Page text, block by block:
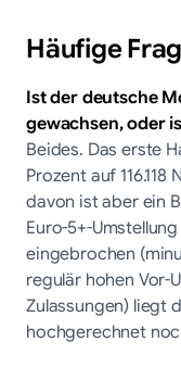
Häufige
Ist der deutsche
gewachsen, oder
Beides. Das erste
Prozent auf
davon ist aber ein
Euro-5+-
eingebrochen
regulär hohen Vor-
Zulassungen) liegt
hochgerechnet